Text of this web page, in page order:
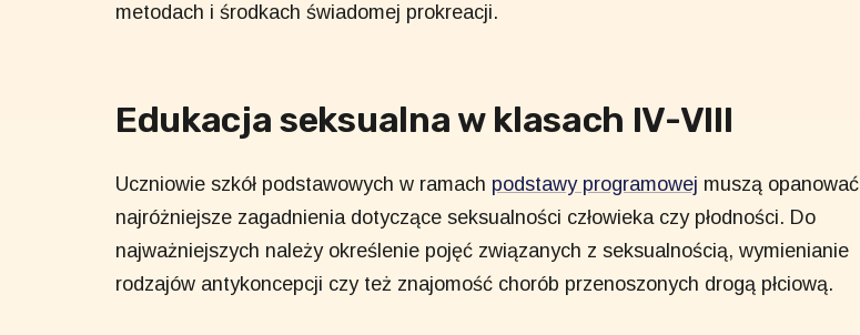
metodach i środkach świadomej prokreacji.
Edukacja seksualna w klasach IV-VIII
Uczniowie szkół podstawowych w ramach podstawy programowej muszą opanować
najróżniejsze zagadnienia dotyczące seksualności człowieka czy płodności. Do
najważniejszych należy określenie pojęć związanych z seksualnością, wymienianie
rodzajów antykoncepcji czy też znajomość chorób przenoszonych drogą płciową.